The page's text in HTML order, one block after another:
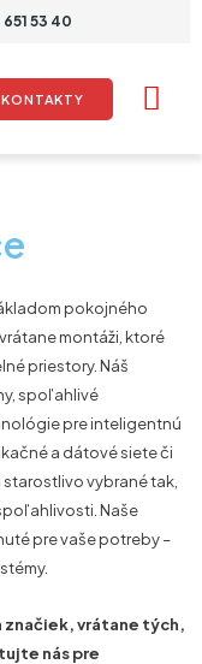
53 40
KONTAKTY
pokojného
montáži, ktoré
priestory. Náš
spoľahlivé
pre inteligentnú
a dátové siete či
vybrané tak,
Naše
pre vaše potreby –
značiek, vrátane tých,
nás pre